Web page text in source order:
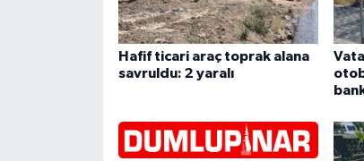
Hafif ticari araç toprak alana
savruldu: 2 yaralı